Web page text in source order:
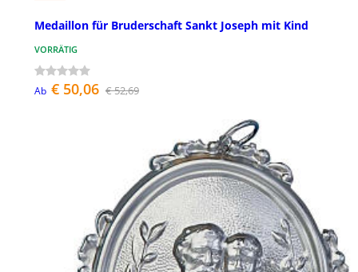
Medaillon für Bruderschaft Sankt Joseph mit Kind
VORRÄTIG
Ab € 50,06 € 52,69